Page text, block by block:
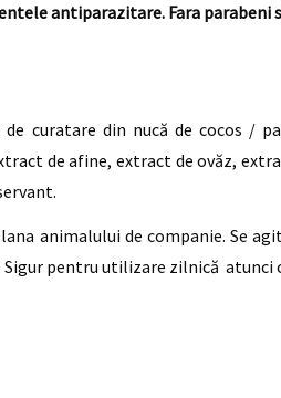
antiparazitare. Fara parabeni
curatare din nucă de cocos /
de afine, extract de ovăz,
animalului de companie. Se
Sigur pentru utilizare zilnică